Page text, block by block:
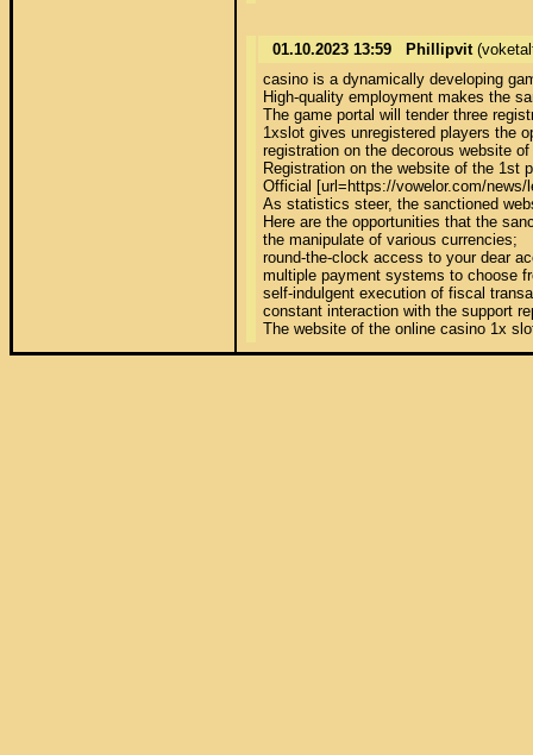
01.10.2023 13:59 Phillipvit
casino is a dynamically developing
High-quality employment makes the
The game portal will tender three
1xslot gives unregistered players the
registration on the decorous website of
Registration on the website of the 1st
Official [url=https://vowelor.com/
As statistics steer, the sanctioned
Here are the opportunities that the
the manipulate of various currencies;
round-the-clock access to your dear
multiple payment systems to choose
self-indulgent execution of fiscal
constant interaction with the support
The website of the online casino 1x